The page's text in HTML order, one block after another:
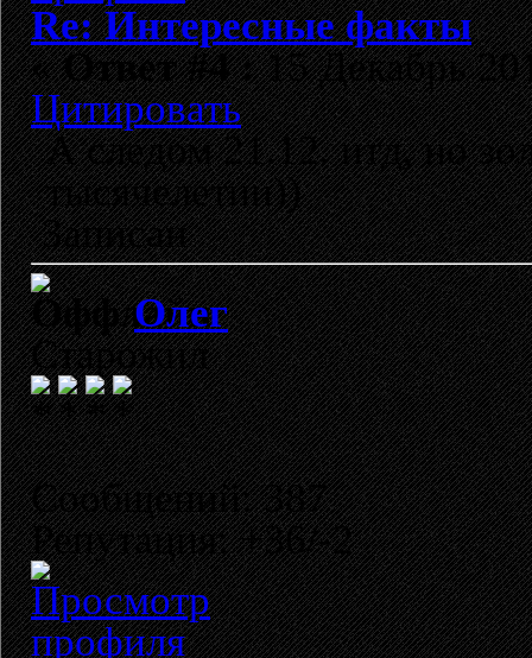
Re: Интересные факты
«Ответ #4 :15 Декабрь
Цитировать
А следом 21.12. итд, но
тысячелетии))
Записан
Олег
Старожил
Сообщений: 387
Репутация: +36/-2